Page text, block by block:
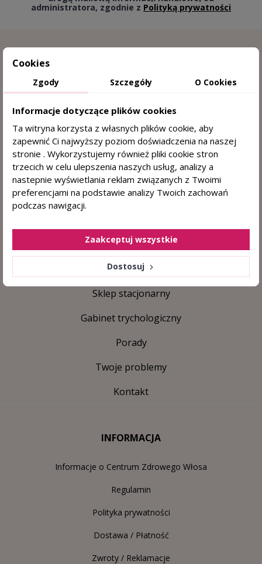
administratora, zgodnie z Polityką prywatności
15 lat doświadczenia w trychologii
Sprawdzone przez trychologa
DERMOKOSMETYKI DO WŁOSÓW I SKÓRY
+48 884 330 722(pn. - pt. 8:00 - 15:00)
sklep@centrumzdrowegowlosa.pl
Sklep stacjonarny
Gabinet trychologiczny
Porady
Twoje problemy
Kontakt
INFORMACJA
Informacje o Centrum Zdrowego Włosa
Regulamin
Polityka prywatności
Dostawa / Płatność
Zwroty / Reklamacje
Cookies
Zgody Szczegóły O Cookies
Informacje dotyczące plików cookies
Ta witryna korzysta z własnych plików cookie, aby
zapewnić Ci najwyższy poziom doświadczenia na naszej
stronie . Wykorzystujemy również pliki cookie stron
trzecich w celu ulepszenia naszych usług, analizy a
nastepnie wyświetlania reklam związanych z Twoimi
preferencjami na podstawie analizy Twoich zachowań
podczas nawigacji.
Dostosuj
Zaakceptuj wszystkie